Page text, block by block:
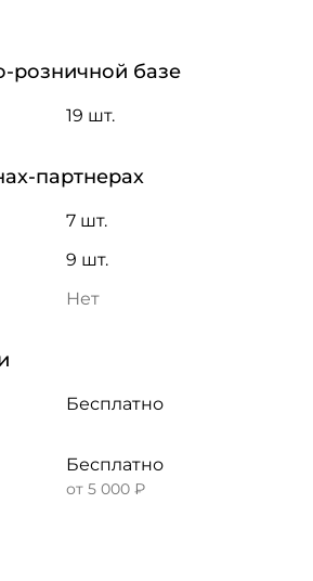
розничной базе
19 шт.
партнерах
7 шт.
9 шт.
Нет
Бесплатно
Бесплатно
от 5 000 ₽